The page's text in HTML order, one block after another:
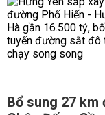
Bổ sung 27